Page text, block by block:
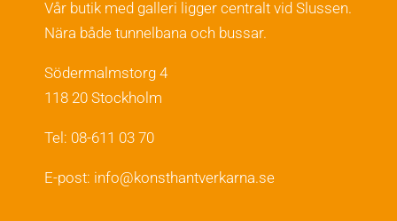
Vår butik med galleri ligger centralt vid Slussen.
Nära både tunnelbana och bussar.
Södermalmstorg 4
118 20 Stockholm
Tel: 08-611 03 70
E-post: info@konsthantverkarna.se